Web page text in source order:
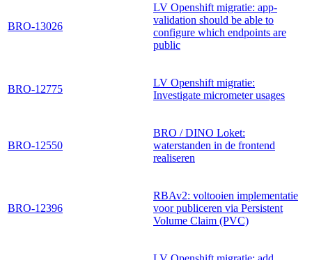
BRO-13026
LV Openshift migratie: app-
validation should be able to
configure which endpoints are
public
BRO-12775
LV Openshift migratie:
Investigate micrometer usages
BRO-12550
BRO / DINO Loket:
waterstanden in de frontend
realiseren
BRO-12396
RBAv2: voltooien implementatie
voor publiceren via Persistent
Volume Claim (PVC)